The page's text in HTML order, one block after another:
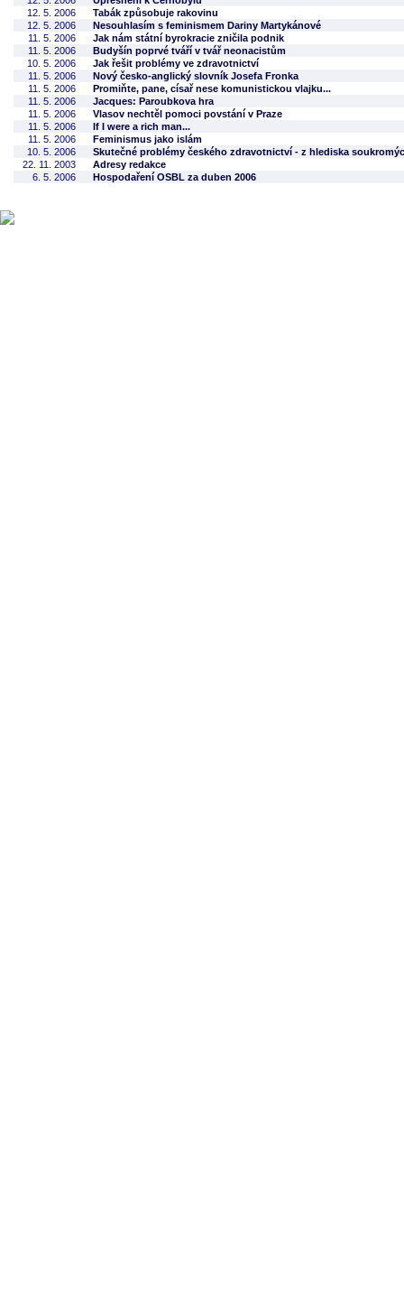
12. 5. 2006
Tabák způsobuje rakovinu
12. 5. 2006
Nesouhlasím s feminismem Dariny Martykánové
11. 5. 2006
Jak nám státní byrokracie zničila podnik
11. 5. 2006
Budyšín poprvé tváří v tvář neonacistům
10. 5. 2006
Jak řešit problémy ve zdravotnictví
11. 5. 2006
Nový česko-anglický slovník Josefa Fronka
11. 5. 2006
Promiňte, pane, císař nese komunistickou vlajku...
11. 5. 2006
Jacques: Paroubkova hra
11. 5. 2006
Vlasov nechtěl pomoci povstání v Praze
11. 5. 2006
If I were a rich man...
11. 5. 2006
Feminismus jako islám
10. 5. 2006
Skutečné problémy českého zdravotnictví - z hlediska
22. 11. 2003
Adresy redakce
6. 5. 2006
Hospodaření OSBL za duben 2006